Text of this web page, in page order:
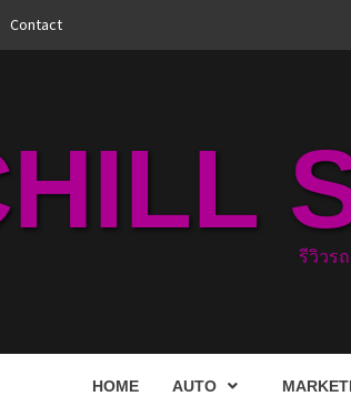
Contact
รีวิวร
HOME AUTO